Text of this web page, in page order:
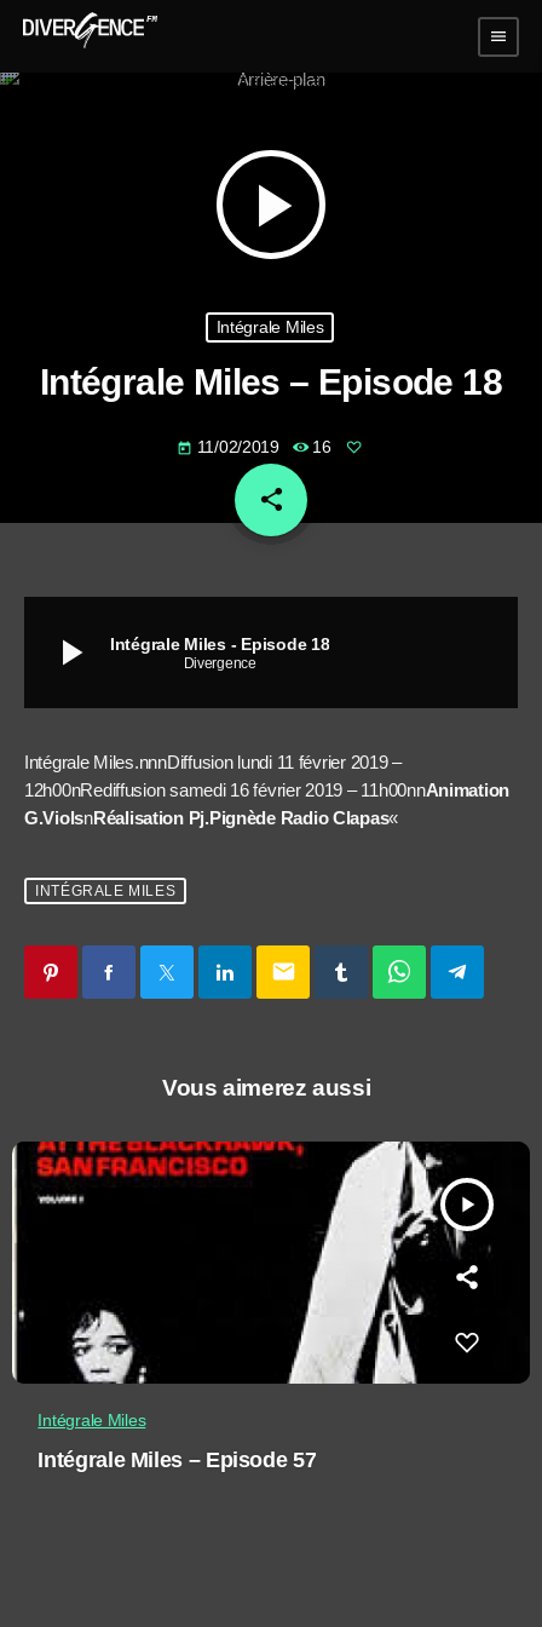
menu
play_arrow
Intégrale Miles
Intégrale Miles – Episode 18
today 11/02/2019 16
share
email
play_arrow Intégrale Miles - Episode 18
Divergence
Intégrale Miles.nnnDiffusion lundi 11 février 2019 –
12h00nRediffusion samedi 16 février 2019 – 11h00nnAnimation
G.ViolsnRéalisation Pj.Pignède Radio Clapas«
INTÉGRALE MILES
email
Vous aimerez aussi
play_arrow
Intégrale Miles
Intégrale Miles – Episode 57